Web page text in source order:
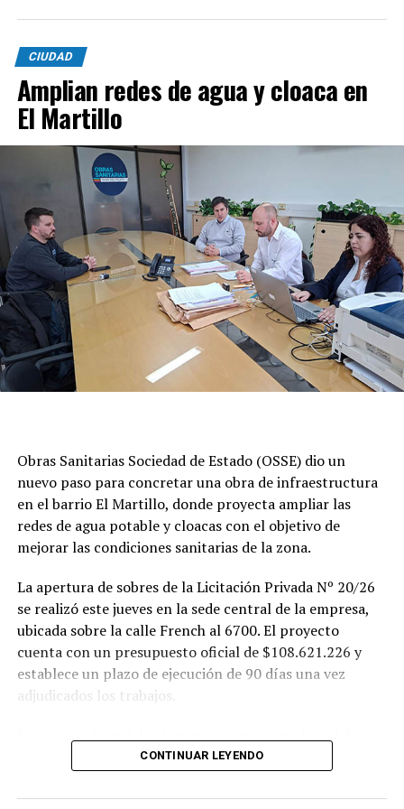
CIUDAD
Amplian redes de agua y cloaca en
El Martillo
Obras Sanitarias Sociedad de Estado (OSSE) dio un
nuevo paso para concretar una obra de infraestructura
en el barrio El Martillo, donde proyecta ampliar las
redes de agua potable y cloacas con el objetivo de
mejorar las condiciones sanitarias de la zona.
La apertura de sobres de la Licitación Privada Nº 20/26
se realizó este jueves en la sede central de la empresa,
ubicada sobre la calle French al 6700. El proyecto
cuenta con un presupuesto oficial de $108.621.226 y
establece un plazo de ejecución de 90 días una vez
adjudicados los trabajos.
agua potable incluyen la colocación de unos 355 metros
de cañerías de PVC, la instalación de válvulas y la
ejecución de 29 conexiones domiciliarias. Los trabajos se
CONTINUAR LEYENDO